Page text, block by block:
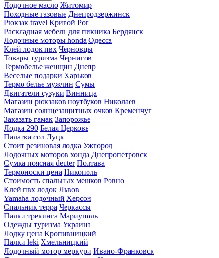
Лодочное масло Житомир
Походные газовые Днепродзержинск
Рюкзак travel Кривой Рог
Раскладная мебель для пикника Бердянск
Лодочные моторы honda Одесса
Клей лодок пвх Черновцы
Товары туризма Чернигов
Термобелье женщин Днепр
Веселые подарки Харьков
Термо белье мужчин Сумы
Двигатели сузуки Винница
Магазин рюкзаков ноутбуков Николаев
Магазин солнцезащитных очков Кременчуг
Заказать гамак Запорожье
Лодка 290 Белая Церковь
Палатка сол Луцк
Стоит резиновая лодка Ужгород
Лодочных моторов хонда Днепропетровск
Сумка поясная deuter Полтава
Термоноски цена Никополь
Стоимость спальных мешков Ровно
Клей пвх лодок Львов
Yamaha лодочный Херсон
Спальник терра Черкассы
Палки трекинга Мариуполь
Одежды туризма Украина
Лодку цена Кропивницкий
Палки leki Хмельницкий
Лодочный мотор меркури Ивано-Франковск